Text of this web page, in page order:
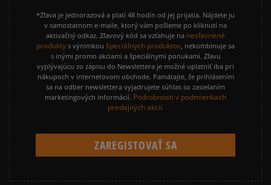
*Zľava je jednorazová a platí 48 hodín od jej prijatia. Nájdete ju
v samostatnom e-maile, ktorý vám pošleme po kliknutí na
aktivačný odkaz. Zľavový kód sa vzťahuje na nezľavnené
produkty s výnimkou špeciálnych produktov , nekombinuje sa
s inými promo akciami a špeciálnymi ponukami. Zľavu
vyplývajúcu zo zápisu do Newslettera je možné uplatniť iba pri
nákupoch v internetovom obchode. Pamätajte, že prihlásením
sa na odber newslettera vyjadrujete súhlas so zasielaním
marketingových informácií. Podrobnosti v podmienkach
predajných akcií.